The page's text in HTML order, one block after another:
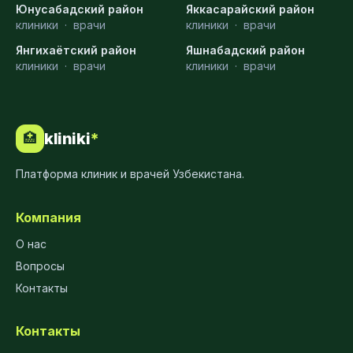
Юнусабадский район
клиники · врачи
Яккасарайский район
клиники · врачи
Янгихаётский район
клиники · врачи
Яшнабадский район
клиники · врачи
🏥 kliniki*
Платформа клиник и врачей Узбекистана.
Компания
О нас
Вопросы
Контакты
Контакты